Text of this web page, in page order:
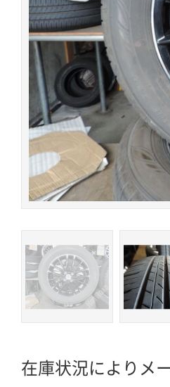
在庫状況によりメ